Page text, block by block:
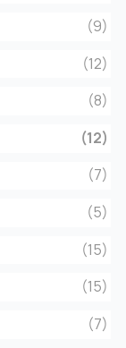
(9)
(12)
(8)
(12)
(7)
(5)
(15)
(15)
(7)